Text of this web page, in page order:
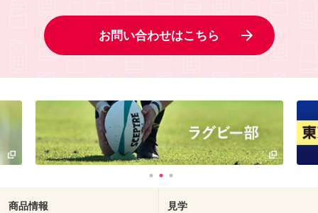
お問い合わせはこちら
商品情報 見学